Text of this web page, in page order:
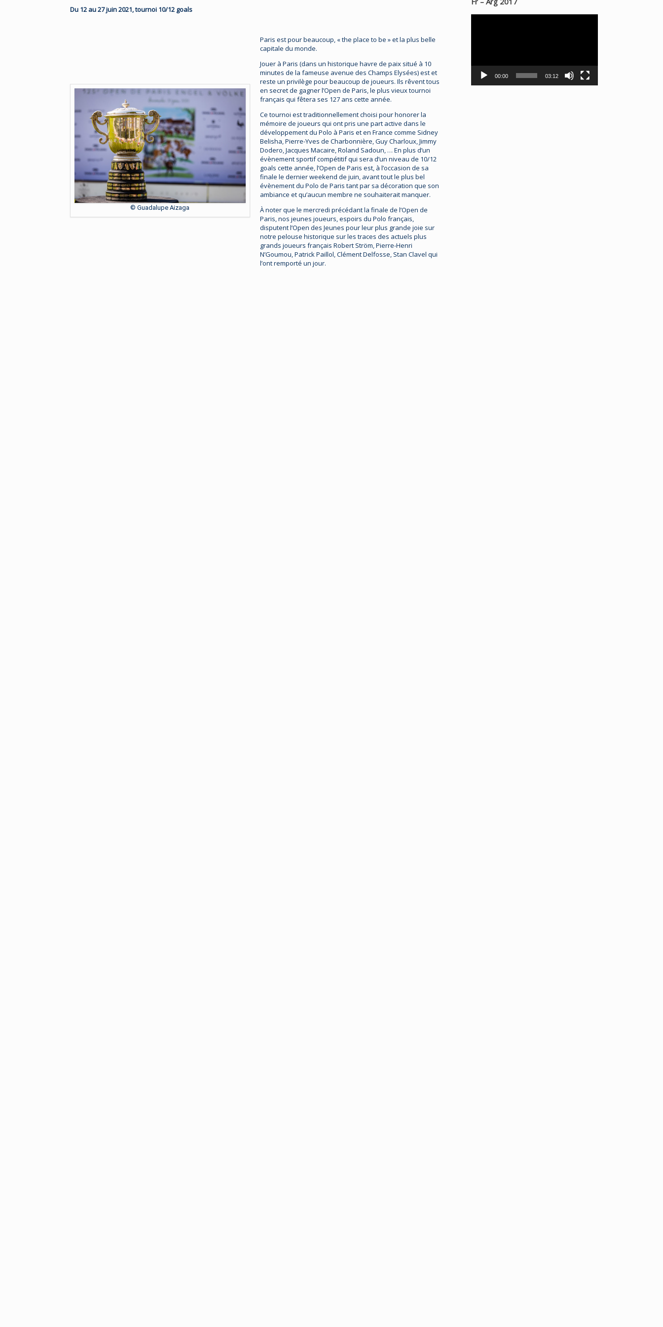
Du 12 au 27 juin 2021, tournoi 10/12 goals
© Guadalupe Aizaga
Paris est pour beaucoup, « the place to be » et la plus belle
capitale du monde.
Jouer à Paris (dans un historique havre de paix situé à 10
minutes de la fameuse avenue des Champs Elysées) est et
reste un privilège pour beaucoup de joueurs. Ils rêvent tous
en secret de gagner l’Open de Paris, le plus vieux tournoi
français qui fêtera ses 127 ans cette année.
Ce tournoi est traditionnellement choisi pour honorer la
mémoire de joueurs qui ont pris une part active dans le
développement du Polo à Paris et en France comme Sidney
Belisha, Pierre-Yves de Charbonnière, Guy Charloux, Jimmy
Dodero, Jacques Macaire, Roland Sadoun, … En plus d’un
évènement sportif compétitif qui sera d’un niveau de 10/12
goals cette année, l’Open de Paris est, à l’occasion de sa
finale le dernier weekend de juin, avant tout le plus bel
évènement du Polo de Paris tant par sa décoration que son
ambiance et qu’aucun membre ne souhaiterait manquer.
À noter que le mercredi précédant la finale de l’Open de
Paris, nos jeunes joueurs, espoirs du Polo français,
disputent l’Open des Jeunes pour leur plus grande joie sur
notre pelouse historique sur les traces des actuels plus
grands joueurs français Robert Ström, Pierre-Henri
N’Goumou, Patrick Paillol, Clément Delfosse, Stan Clavel qui
l’ont remporté un jour.
00:00 03:12